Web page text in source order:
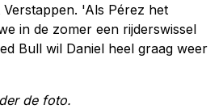
'Als Pérez het
in de zomer een rijderswissel
Bull wil Daniel heel graag weer
de foto.